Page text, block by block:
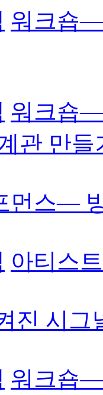
워크숍―
워크숍―
관 만들
먼스—
아티스
진 시그
워크숍―